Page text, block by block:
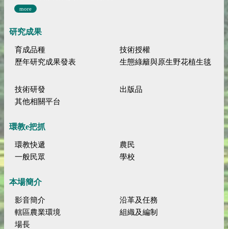
more
研究成果
育成品種
技術授權
歷年研究成果發表
生態綠籬與原生野花植生毯
技術研發
出版品
其他相關平台
環教e把抓
環教快遞
農民
一般民眾
學校
本場簡介
影音簡介
沿革及任務
轄區農業環境
組織及編制
場長